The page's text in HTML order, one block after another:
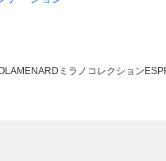
MENARD ミラノコレクション